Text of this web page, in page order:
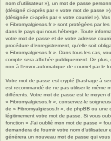
nom d’utilisateur »), un mot de passe
(désigné ci-après par « votre mot de passe
(désignée ci-après par « votre courriel »).
« Fibromyalgiesos.fr » sont protégées par
dans le pays qui nous héberge. Toute
votre mot de passe et de votre adresse
procédure d’enregistrement, qu’elle soit
« Fibromyalgiesos.fr ». Dans tous les cas,
compte sera affichée publiquement. De
non à l’envoi automatique de courriel par le
Votre mot de passe est crypté (hashage à
est recommandé de ne pas utiliser le même
différents. Votre mot de passe est le moyen
« Fibromyalgiesos.fr », conservez-le
de « Fibromyalgiesos.fr », de phpBB ou une
légitimement votre mot de passe. Si vous
fonction « J’ai oublié mon mot de passe »
demandera de fournir votre nom d’utilisateur
générera un nouveau mot de passe qui